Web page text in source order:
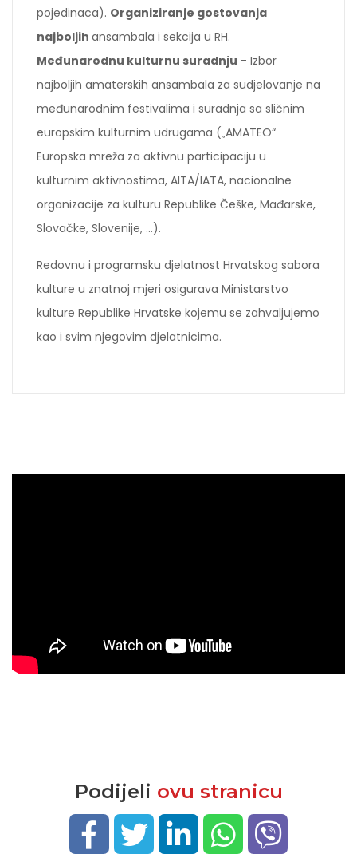
pojedinaca). Organiziranje gostovanja
najboljih ansambala i sekcija u RH.
Međunarodnu kulturnu suradnju - Izbor
najboljih amaterskih ansambala za sudjelovanje na
međunarodnim festivalima i suradnja sa sličnim
europskim kulturnim udrugama („AMATEO“
Europska mreža za aktivnu participaciju u
kulturnim aktivnostima, AITA/IATA, nacionalne
organizacije za kulturu Republike Češke, Mađarske,
Slovačke, Slovenije, …).
Redovnu i programsku djelatnost Hrvatskog sabora
kulture u znatnoj mjeri osigurava Ministarstvo
kulture Republike Hrvatske kojemu se zahvaljujemo
kao i svim njegovim djelatnicima.
Podijeli ovu stranicu